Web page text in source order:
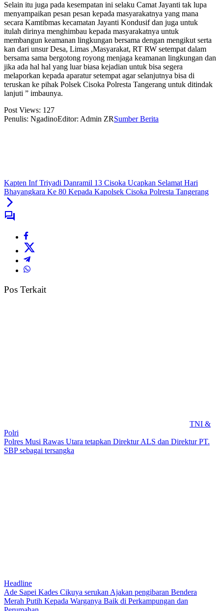
Selain itu juga pada kesempatan ini selaku Camat Jayanti tak lupa
menyampaikan pesan pesan kepada masyarakatnya yang mana
secara Kamtibmas kecamatan Jayanti Kondusif dan juga untuk
itulah dirinya menghimbau kepada masyarakatnya untuk
membangun keamanan lingkungan bersama dengan mengikut serta
kan dari unsur Desa, Limas ,Masyarakat, RT RW setempat dalam
bersama sama bergotong royong menjaga keamanan lingkungan dan
jika ada hal hal yang luar biasa kejadian untuk bisa segera
melaporkan kepada aparatur setempat agar selanjutnya bisa di
teruskan ke pihak Polsek Cisoka Polresta Tangerang untuk ditindak
lanjuti ” imbaunya.
Post Views: 127
Penulis: NgadinoEditor: Admin ZRSumber Berita
Kapten Inf Triyadi Danramil 13 Cisoka Ucapkan Selamat Hari
Bhayangkara Ke 80 Kepada Kapolsek Cisoka Polresta Tangerang
Pos Terkait
TNI &
Polri
Polres Musi Rawas Utara tetapkan Direktur ALS dan Direktur PT.
SBP sebagai tersangka
Headline
Ade Sapei Kades Cikuya serukan Ajakan pengibaran Bendera
Merah Putih Kepada Warganya Baik di Perkampungan dan